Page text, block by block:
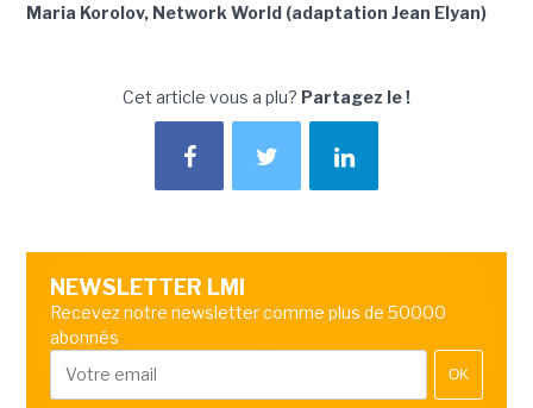
Maria Korolov, Network World (adaptation Jean Elyan)
Cet article vous a plu? Partagez le !
NEWSLETTER LMI
Recevez notre newsletter comme plus de 50000
abonnés
OK